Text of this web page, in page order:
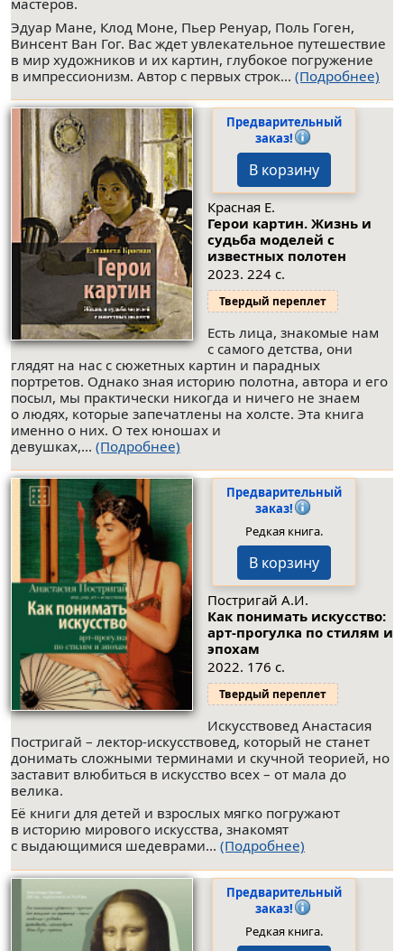
мастеров.
Эдуар Мане, Клод Моне, Пьер Ренуар, Поль Гоген,
Винсент Ван Гог. Вас ждет увлекательное путешествие
в мир художников и их картин, глубокое погружение
в импрессионизм. Автор с первых строк... (Подробнее)
Предварительный
заказ!
В корзину
Красная Е.
Герои картин. Жизнь и
судьба моделей с
известных полотен
2023. 224 с.
Твердый переплет
Есть лица, знакомые нам
с самого детства, они
глядят на нас с сюжетных картин и парадных
портретов. Однако зная историю полотна, автора и его
посыл, мы практически никогда и ничего не знаем
о людях, которые запечатлены на холсте. Эта книга
именно о них. О тех юношах и
девушках,... (Подробнее)
Предварительный
заказ!
Редкая книга.
В корзину
Постригай А.И.
Как понимать искусство:
арт-прогулка по стилям и
эпохам
2022. 176 с.
Твердый переплет
Искусствовед Анастасия
Постригай – лектор-искусствовед, который не станет
донимать сложными терминами и скучной теорией, но
заставит влюбиться в искусство всех – от мала до
велика.
Её книги для детей и взрослых мягко погружают
в историю мирового искусства, знакомят
с выдающимися шедеврами... (Подробнее)
Предварительный
заказ!
Редкая книга.